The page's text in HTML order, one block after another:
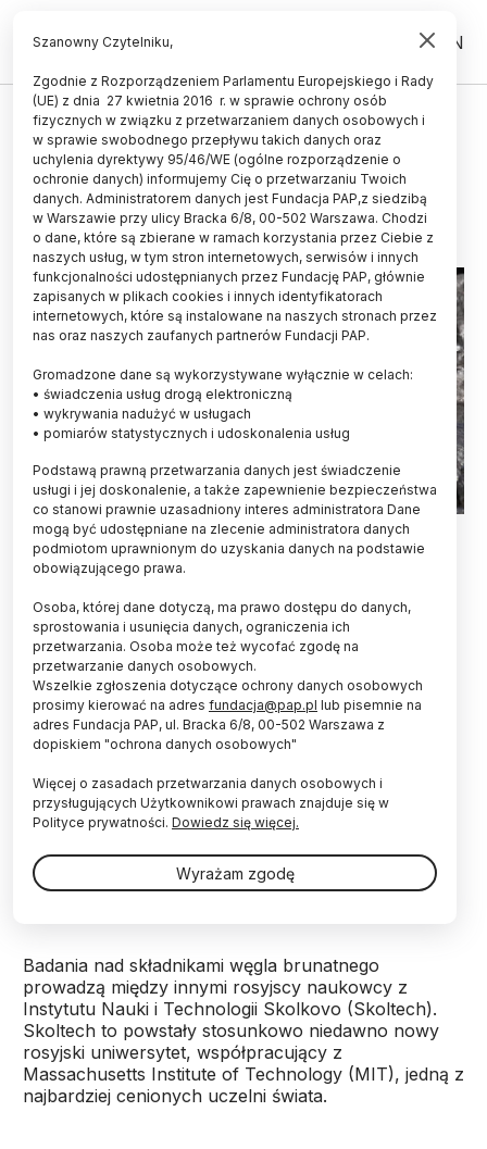
PL EN
ŚWIAT
Węgiel brunatny kontra wirusy
22.08.2019
aktualizacja: 22.08.2019
2 minuty czytania
Fot. Fotolia
Substancje obecne w węglu brunatnym mogą
pomóc w zwalczaniu wirusów kleszczowego
zapalenia mózgu – informuje pismo „Scientific
Reports”.
Naturalne substancje humusowe znajdujące się w
glebie, torfie czy węglu są ważnym źródłem
związków biologicznie czynnych. Zrozumienie ich
pomocne na przykład w tworzeniu nowych leków.
Jednak wyodrębnienie konkretnego związku
chemicznego jest trudnym zadaniem, albowiem
standardowe metody rozdzielania złożonych
mieszanin nie działają w przypadku substancji
Badania nad składnikami węgla brunatnego
prowadzą między innymi rosyjscy naukowcy z
Instytutu Nauki i Technologii Skolkovo (Skoltech).
Skoltech to powstały stosunkowo niedawno nowy
rosyjski uniwersytet, współpracujący z
Massachusetts Institute of Technology (MIT), jedną z
najbardziej cenionych uczelni świata.
Szanowny Czytelniku,
Zgodnie z Rozporządzeniem Parlamentu Europejskiego i Rady
(UE) z dnia 27 kwietnia 2016 r. w sprawie ochrony osób
fizycznych w związku z przetwarzaniem danych osobowych i
w sprawie swobodnego przepływu takich danych oraz
uchylenia dyrektywy 95/46/WE (ogólne rozporządzenie o
ochronie danych) informujemy Cię o przetwarzaniu Twoich
danych. Administratorem danych jest Fundacja PAP,z siedzibą
w Warszawie przy ulicy Bracka 6/8, 00-502 Warszawa. Chodzi
o dane, które są zbierane w ramach korzystania przez Ciebie z
naszych usług, w tym stron internetowych, serwisów i innych
funkcjonalności udostępnianych przez Fundację PAP, głównie
zapisanych w plikach cookies i innych identyfikatorach
internetowych, które są instalowane na naszych stronach przez
nas oraz naszych zaufanych partnerów Fundacji PAP.
Gromadzone dane są wykorzystywane wyłącznie w celach:
• świadczenia usług drogą elektroniczną
• wykrywania nadużyć w usługach
• pomiarów statystycznych i udoskonalenia usług
Podstawą prawną przetwarzania danych jest świadczenie
usługi i jej doskonalenie, a także zapewnienie bezpieczeństwa
co stanowi prawnie uzasadniony interes administratora Dane
mogą być udostępniane na zlecenie administratora danych
podmiotom uprawnionym do uzyskania danych na podstawie
obowiązującego prawa.
Osoba, której dane dotyczą, ma prawo dostępu do danych,
sprostowania i usunięcia danych, ograniczenia ich
przetwarzania. Osoba może też wycofać zgodę na
przetwarzanie danych osobowych.
Wszelkie zgłoszenia dotyczące ochrony danych osobowych
prosimy kierować na adres fundacja@pap.pl lub pisemnie na
adres Fundacja PAP, ul. Bracka 6/8, 00-502 Warszawa z
dopiskiem "ochrona danych osobowych"
Więcej o zasadach przetwarzania danych osobowych i
przysługujących Użytkownikowi prawach znajduje się w
Polityce prywatności. Dowiedz się więcej.
Wyrażam zgodę